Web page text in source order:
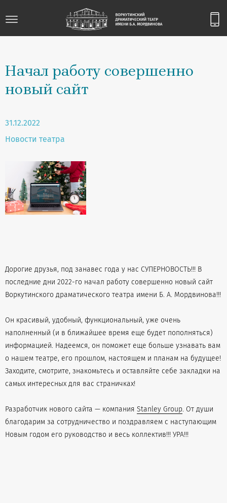
Начал работу совершенно
новый сайт
31.12.2022
Новости театра
Дорогие друзья, под занавес года у нас СУПЕРНОВОСТЬ!!! В
последние дни 2022-го начал работу совершенно новый сайт
Воркутинского драматического театра имени Б. А. Мордвинова!!!
Он красивый, удобный, функциональный, уже очень
наполненный (и в ближайшее время еще будет пополняться)
информацией. Надеемся, он поможет еще больше узнавать вам
о нашем театре, его прошлом, настоящем и планам на будущее!
Заходите, смотрите, знакомьтесь и оставляйте себе закладки на
самых интересных для вас страничках!
Разработчик нового сайта — компания Stanley Group. От души
благодарим за сотрудничество и поздравляем с наступающим
Новым годом его руководство и весь коллектив!!! УРА!!!